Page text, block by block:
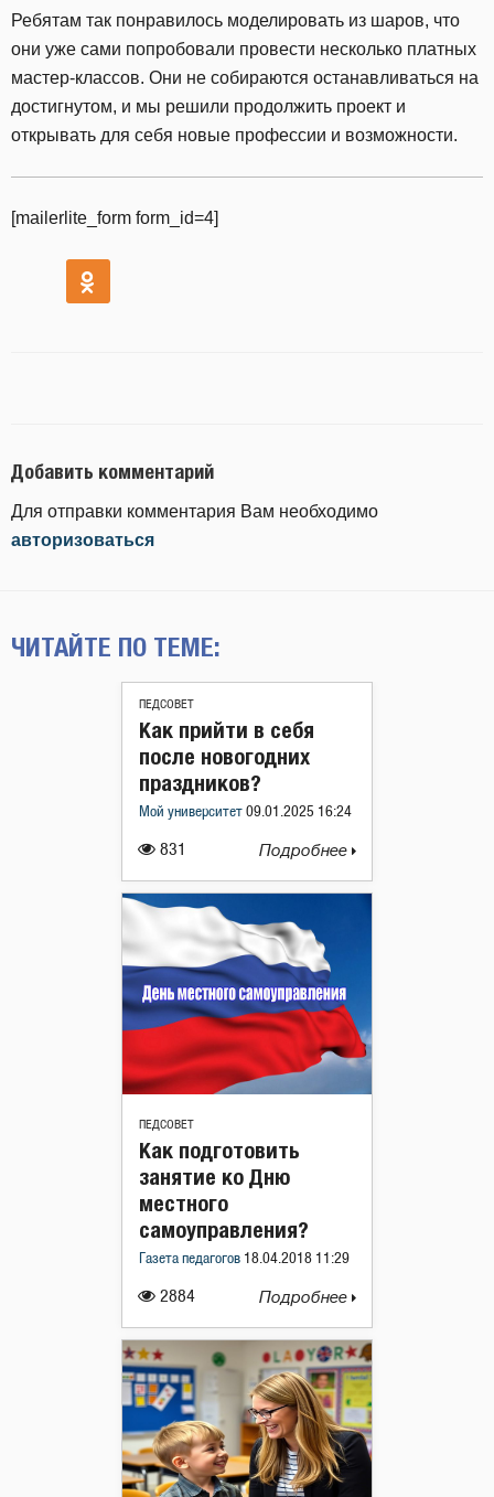
Ребятам так понравилось моделировать из шаров, что
они уже сами попробовали провести несколько платных
мастер-классов. Они не собираются останавливаться на
достигнутом, и мы решили продолжить проект и
открывать для себя новые профессии и возможности.
[mailerlite_form form_id=4]
Добавить комментарий
Для отправки комментария Вам необходимо
авторизоваться
ЧИТАЙТЕ ПО ТЕМЕ:
ПЕДСОВЕТ
831
Как прийти в себя
после новогодних
праздников?
Мой университет 09.01.2025 16:24
Подробнее
ПЕДСОВЕТ
2884
Как подготовить
занятие ко Дню
местного
самоуправления?
Газета педагогов 18.04.2018 11:29
Подробнее